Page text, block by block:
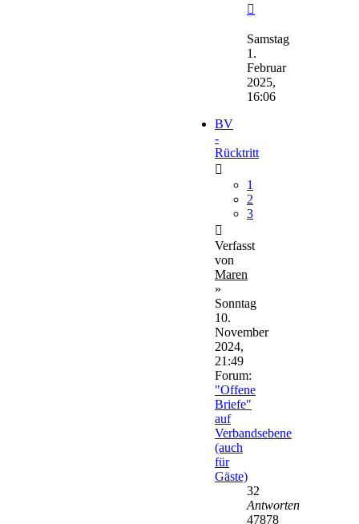
Beitrag
Samstag
1.
Februar
2025,
16:06
BV
-
Rücktritt
1
2
3
Verfasst
von
Maren
»
Sonntag
10.
November
2024,
21:49
Forum:
"Offene
Briefe"
auf
Verbandsebene
(auch
für
Gäste)
32
Antworten
47878